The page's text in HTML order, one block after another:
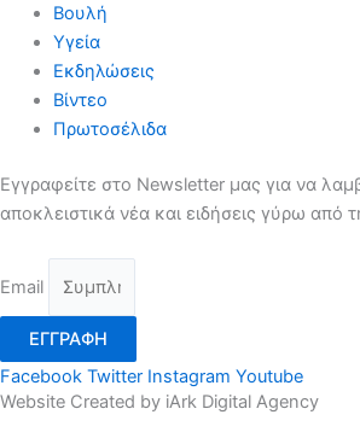
Βουλή
Υγεία
Εκδηλώσεις
Βίντεο
Πρωτοσέλιδα
Εγγραφείτε στο Newsletter μας για να
αποκλειστικά νέα και ειδήσεις γύρω από
Email
ΕΓΓΡΑΦΗ
Facebook Twitter Instagram Youtube
Website Created by iArk Digital Agency